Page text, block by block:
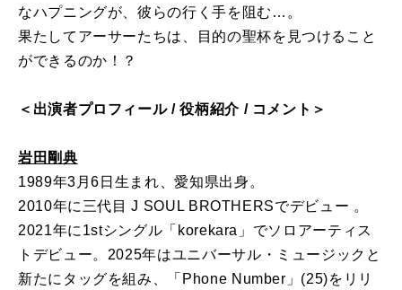
なハプニングが、彼らの行く手を阻む…。
果たしてアーサーたちは、目的の聖杯を見つけること
ができるのか！？
＜出演者プロフィール / 役柄紹介 / コメント＞
岩田剛典
1989年3月6日生まれ、愛知県出身。
2010年に三代目 J SOUL BROTHERSでデビュー 。
2021年に1stシングル「korekara」でソロアーティス
トデビュー。2025年はユニバーサル・ミュージックと
新たにタッグを組み、「Phone Number」(25)をリリ